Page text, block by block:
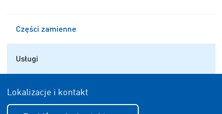
Części zamienne
Usługi
Lokalizacje i kontakt